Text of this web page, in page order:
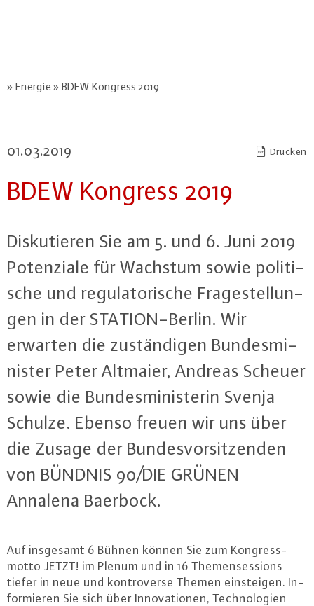
Energie BDEW Kongress 2019
01.03.2019 Drucken
BDEW Kongress 2019
Dis­ku­tie­ren Sie am 5. und 6. Juni 2019
Po­ten­zia­le für Wachstum sowie po­li­ti­
sche und re­gu­la­to­ri­sche Fra­ge­stel­lun­
gen in der STA­TI­ON-Ber­lin. Wir
erwarten die zu­stän­di­gen Bun­des­mi­
nis­ter Peter Altmaier, Andreas Scheuer
sowie die Bun­des­mi­nis­te­rin Svenja
Schulze. Ebenso freuen wir uns über
die Zusage der Bun­des­vor­sit­zen­den
von BÜNDNIS 90/DIE GRÜNEN
Annalena Baerbock.
Auf insgesamt 6 Bühnen können Sie zum Kon­gress­
mot­to JETZT! im Plenum und in 16 The­men­ses­si­ons
tiefer in neue und kon­tro­ver­se Themen ein­stei­gen. In­
for­mie­ren Sie sich über In­no­va­tio­nen, Tech­no­lo­gi­en